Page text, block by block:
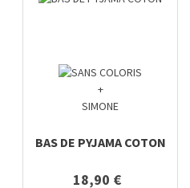
+
SIMONE
BAS DE PYJAMA COTON
18,90 €